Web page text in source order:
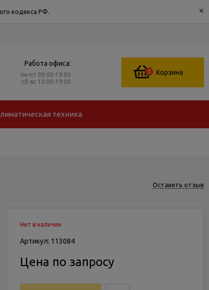
кодекса РФ. ×
Работа офиса:
пн-пт 09:00-19:00
сб-вс 10:00-19:00
0 Корзина
техника
Оставить отзыв
Нет в наличии
Артикул: 113084
Цена по запросу